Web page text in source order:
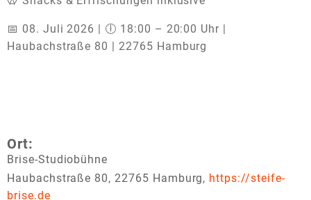
📅 08. Juli 2026 | 🕕 18:00 – 20:00 Uhr |
Haubachstraße 80 | 22765 Hamburg
Ort:
Brise-Studiobühne
Haubachstraße 80, 22765 Hamburg, https://steife-
brise.de